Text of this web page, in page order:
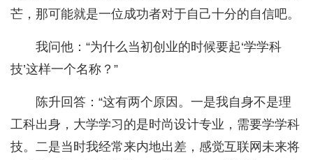
芒，那可能就是一位成功者对于自己十分的自信吧。
我问他：“为什么当初创业的时候要起‘学学科
技’这样一个名称？”
陈升回答：“这有两个原因。一是我自身不是理
工科出身，大学学习的是时尚设计专业，需要学学科
技。二是当时我经常来内地出差，感觉互联网未来将